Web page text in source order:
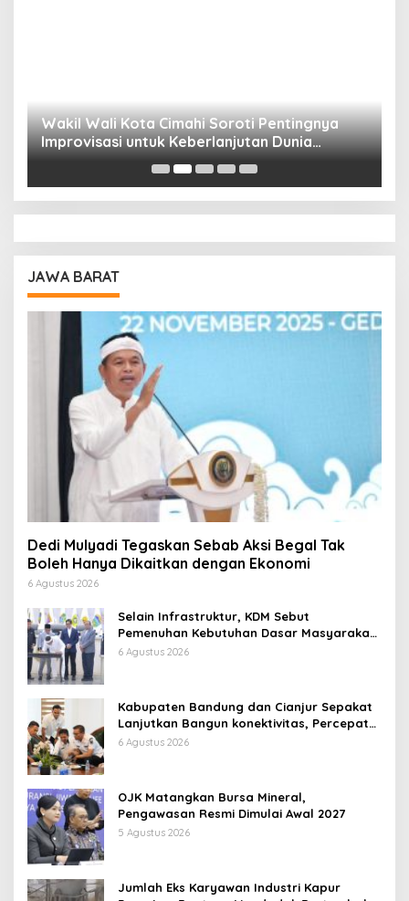
Wakil Wali Kota Cimahi Soroti Pentingnya
Improvisasi untuk Keberlanjutan Dunia
Pendidikan
JAWA BARAT
Dedi Mulyadi Tegaskan Sebab Aksi Begal Tak
Boleh Hanya Dikaitkan dengan Ekonomi
6 Agustus 2026
Selain Infrastruktur, KDM Sebut
Pemenuhan Kebutuhan Dasar Masyarakat
Jadi Fokus APBD Jabar 2027
6 Agustus 2026
Kabupaten Bandung dan Cianjur Sepakat
Lanjutkan Bangun konektivitas, Percepat
Pertumbuhan Ekonomi Daerah
6 Agustus 2026
OJK Matangkan Bursa Mineral,
Pengawasan Resmi Dimulai Awal 2027
5 Agustus 2026
Jumlah Eks Karyawan Industri Kapur